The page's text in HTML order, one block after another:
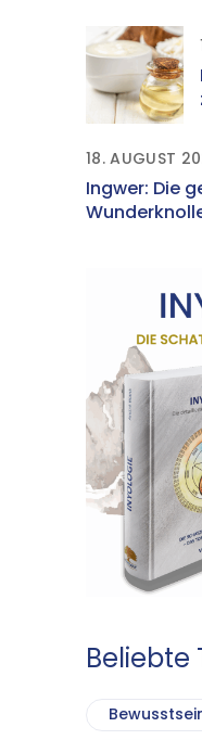
Ingwer: Die
18. AUGUST
Beliebte